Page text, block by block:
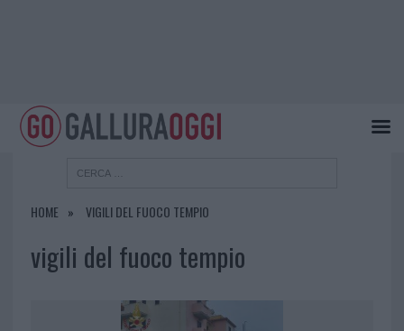
HOME VIGILI DEL FUOCO TEMPIO
vigili del fuoco tempio